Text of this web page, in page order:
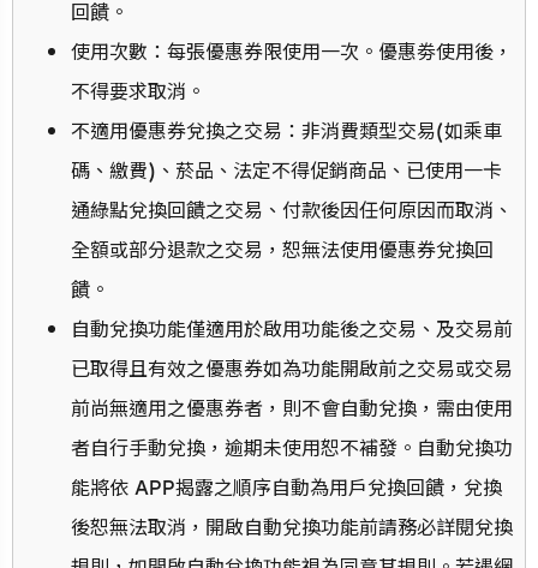
回饋。
使用次數：每張優惠券限使用一次。優惠劵使用後，
不得要求取消。
不適用優惠券兌換之交易：非消費類型交易(如乘車
碼、繳費)、菸品、法定不得促銷商品、已使用一卡
通綠點兌換回饋之交易、付款後因任何原因而取消、
全額或部分退款之交易，恕無法使用優惠券兌換回
饋。
自動兌換功能僅適用於啟用功能後之交易、及交易前
已取得且有效之優惠券如為功能開啟前之交易或交易
前尚無適用之優惠券者，則不會自動兌換，需由使用
者自行手動兌換，逾期未使用恕不補發。自動兌換功
能將依 APP揭露之順序自動為用戶兌換回饋，兌換
後恕無法取消，開啟自動兌換功能前請務必詳閱兌換